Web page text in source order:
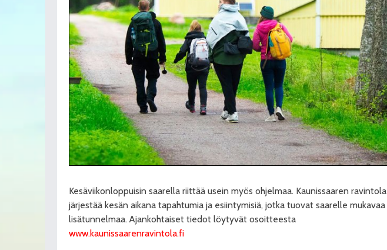
Kesäviikonloppuisin saarella riittää usein myös ohjelmaa. Kaunissaaren ravintola
järjestää kesän aikana tapahtumia ja esiintymisiä, jotka tuovat saarelle mukavaa
lisätunnelmaa. Ajankohtaiset tiedot löytyvät osoitteesta
www.kaunissaarenravintola.fi